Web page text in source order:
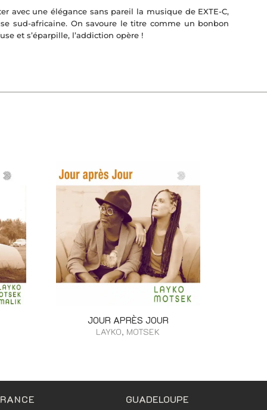
avec une élégance sans pareil la musique de EXTE-C,
sud-africaine. On savoure le titre comme un bonbon
et s’éparpille, l’addiction opère !
JOUR APRÈS JOUR
LAYKO, MOTSEK
GUADELOUPE